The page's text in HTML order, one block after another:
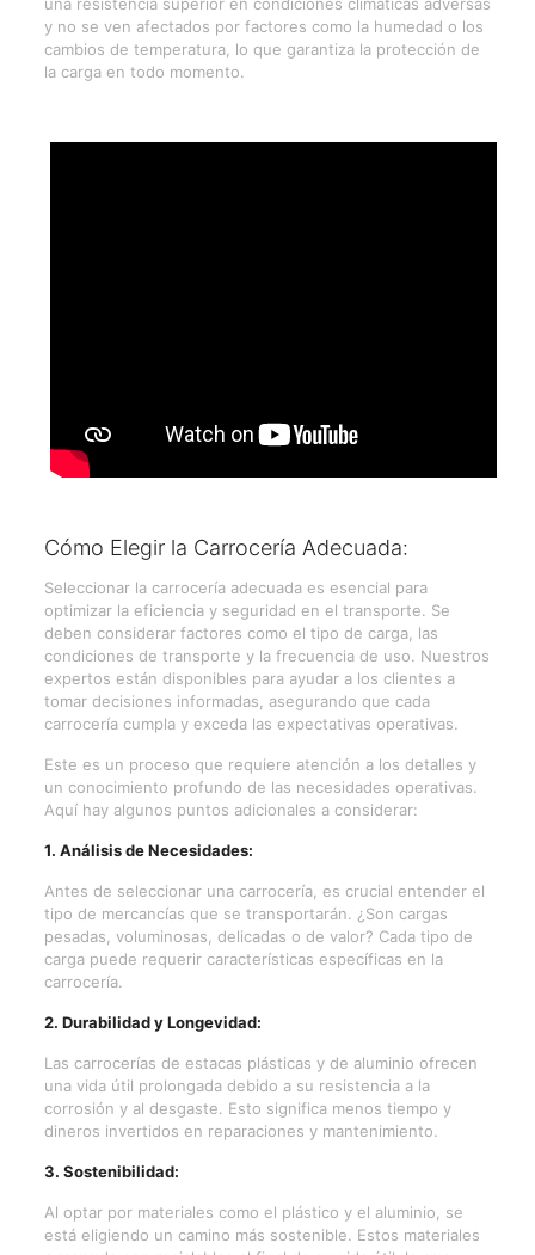
y no se ven afectados por factores como la humedad o los
cambios de temperatura, lo que garantiza la protección de
la carga en todo momento.
Cómo Elegir la Carrocería Adecuada:
Seleccionar la carrocería adecuada es esencial para
optimizar la eficiencia y seguridad en el transporte. Se
deben considerar factores como el tipo de carga, las
condiciones de transporte y la frecuencia de uso. Nuestros
expertos están disponibles para ayudar a los clientes a
tomar decisiones informadas, asegurando que cada
carrocería cumpla y exceda las expectativas operativas.
Este es un proceso que requiere atención a los detalles y
un conocimiento profundo de las necesidades operativas.
Aquí hay algunos puntos adicionales a considerar:
1. Análisis de Necesidades:
Antes de seleccionar una carrocería, es crucial entender el
tipo de mercancías que se transportarán. ¿Son cargas
pesadas, voluminosas, delicadas o de valor? Cada tipo de
carga puede requerir características específicas en la
carrocería.
2. Durabilidad y Longevidad:
Las carrocerías de estacas plásticas y de aluminio ofrecen
una vida útil prolongada debido a su resistencia a la
corrosión y al desgaste. Esto significa menos tiempo y
dineros invertidos en reparaciones y mantenimiento.
3. Sostenibilidad:
Al optar por materiales como el plástico y el aluminio, se
está eligiendo un camino más sostenible. Estos materiales